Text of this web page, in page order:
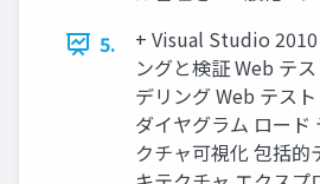
5.
+ Visual Studio
ングと検証 Web テ
デリング Web テス
ダイヤグラム ロード
クチャ可視化 包括的